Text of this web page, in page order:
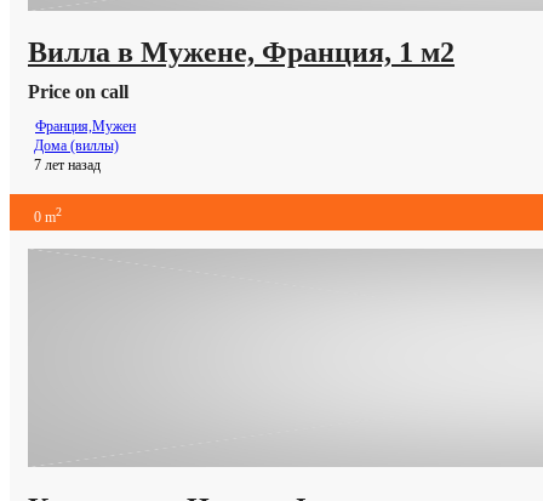
Вилла в Мужене, Франция, 1 м2
Price on call
Франция,Мужен
Дома (виллы)
7 лет назад
0 m2